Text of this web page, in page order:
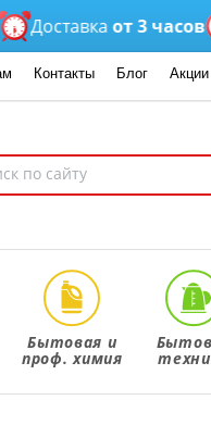
от 3 часов
Контакты Блог Акции
Бытовая и
проф. химия